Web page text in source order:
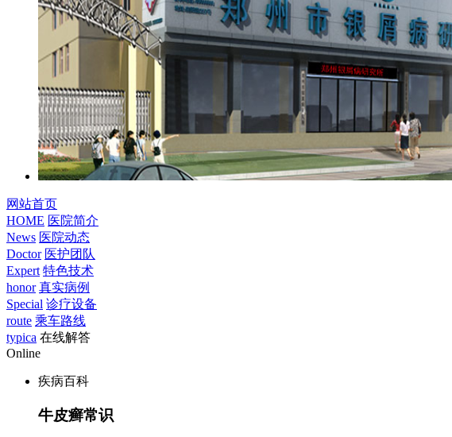
网站首页
HOME 医院简介
News 医院动态
Doctor 医护团队
Expert 特色技术
honor 真实病例
Special 诊疗设备
route 乘车路线
typica 在线解答
Online
疾病百科
牛皮癣常识